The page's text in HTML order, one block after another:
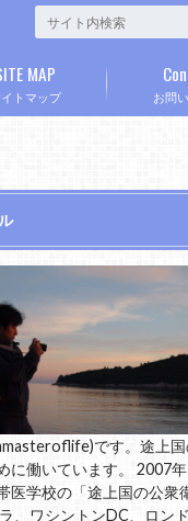
トマップ
MAP
お問
です。途上国
に働いています。 2007
医学校の「途上国の公衆
、ワシントンDC、ロン